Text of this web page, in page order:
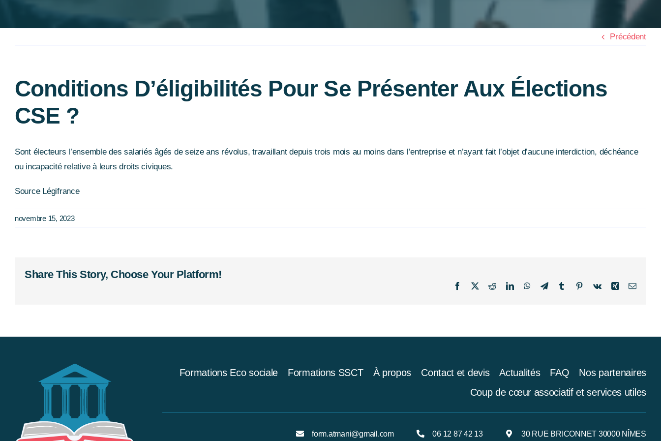
Précédent
Conditions D’éligibilités Pour Se Présenter Aux Élections
CSE ?
Sont électeurs l’ensemble des salariés âgés de seize ans révolus, travaillant depuis trois mois au moins dans l’entreprise et n’ayant fait l’objet d’aucune interdiction, déchéance
ou incapacité relative à leurs droits civiques.
Source Légifrance
novembre 15, 2023
Share This Story, Choose Your Platform!
Facebook
X RedditLinkedInWhatsApp
TelegramTumblrPinterestVk Xing Email
Formations Eco sociale Formations SSCT À propos Contact et devis Actualités FAQ
Nos partenaires
Coup de cœur associatif et services utiles
form.atmani@gmail.com 06 12 87 42 13 30 RUE BRICONNET 30000 NÎMES